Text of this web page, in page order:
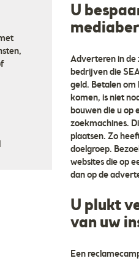
U
Adverteren in de
bedrijven die
geld. Betalen
komen, is niet
bouwen die u op
zoekmachines.
plaatsen. Zo
doelgroep.
websites die op
dan op de
U plukt
van uw
Een